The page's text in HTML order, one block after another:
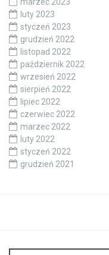
marzec 2023
luty 2023
styczeń 2023
grudzień 2022
listopad 2022
październik 2022
wrzesień 2022
sierpień 2022
lipiec 2022
czerwiec 2022
marzec 2022
luty 2022
styczeń 2022
grudzień 2021